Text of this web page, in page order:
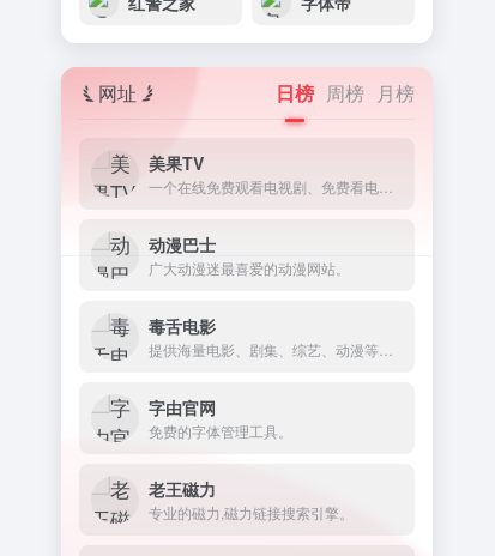
网址 日榜 周榜 月榜
美果TV
动漫巴士
广大动漫迷最喜爱的动漫网站。
毒舌电影
字由官网
免费的字体管理工具。
老王磁力
专业的磁力,磁力链接搜索引擎。